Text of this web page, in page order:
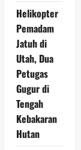
Helikopter
Pemadam
Jatuh di
Utah, Dua
Petugas
Gugur di
Tengah
Kebakaran
Hutan